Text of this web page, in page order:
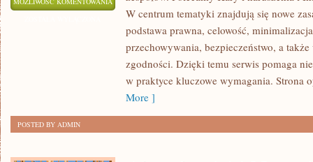
ZGODY
W centrum tematyki znajdują się nowe
podstawa prawna, celowość,
przechowywania, bezpieczeństwo, a
zgodności. Dzięki temu serwis pomaga
w praktyce kluczowe wymagania. Strona
More ]
POSTED BY ADMIN